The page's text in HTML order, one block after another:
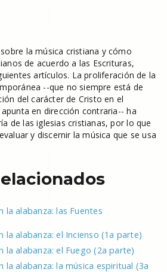
la música cristiana y cómo
de acuerdo a las Escrituras,
artículos. La proliferación de la
--que no siempre está de
del carácter de Cristo en el
en dirección contraria-- ha
de las iglesias cristianas, por lo que
y discernir la música que se usa
la alabanza: las Fuentes
la alabanza: el Incienso (1a parte)
la alabanza: el Fuego (2a parte)
la alabanza: la música espiritual (3a